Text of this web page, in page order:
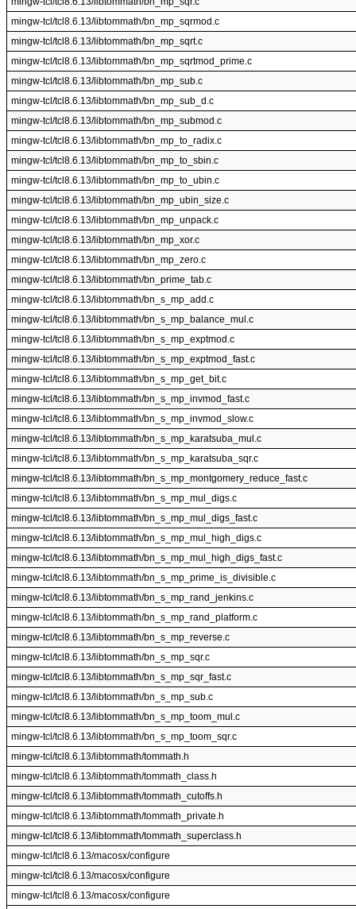
mingw-tcl/tcl8.6.13/libtommath/bn_mp_sqrmod.c
mingw-tcl/tcl8.6.13/libtommath/bn_mp_sqrt.c
mingw-tcl/tcl8.6.13/libtommath/bn_mp_sqrtmod_prime.c
mingw-tcl/tcl8.6.13/libtommath/bn_mp_sub.c
mingw-tcl/tcl8.6.13/libtommath/bn_mp_sub_d.c
mingw-tcl/tcl8.6.13/libtommath/bn_mp_submod.c
mingw-tcl/tcl8.6.13/libtommath/bn_mp_to_radix.c
mingw-tcl/tcl8.6.13/libtommath/bn_mp_to_sbin.c
mingw-tcl/tcl8.6.13/libtommath/bn_mp_to_ubin.c
mingw-tcl/tcl8.6.13/libtommath/bn_mp_ubin_size.c
mingw-tcl/tcl8.6.13/libtommath/bn_mp_unpack.c
mingw-tcl/tcl8.6.13/libtommath/bn_mp_xor.c
mingw-tcl/tcl8.6.13/libtommath/bn_mp_zero.c
mingw-tcl/tcl8.6.13/libtommath/bn_prime_tab.c
mingw-tcl/tcl8.6.13/libtommath/bn_s_mp_add.c
mingw-tcl/tcl8.6.13/libtommath/bn_s_mp_balance_mul.c
mingw-tcl/tcl8.6.13/libtommath/bn_s_mp_exptmod.c
mingw-tcl/tcl8.6.13/libtommath/bn_s_mp_exptmod_fast.c
mingw-tcl/tcl8.6.13/libtommath/bn_s_mp_get_bit.c
mingw-tcl/tcl8.6.13/libtommath/bn_s_mp_invmod_fast.c
mingw-tcl/tcl8.6.13/libtommath/bn_s_mp_invmod_slow.c
mingw-tcl/tcl8.6.13/libtommath/bn_s_mp_karatsuba_mul.c
mingw-tcl/tcl8.6.13/libtommath/bn_s_mp_karatsuba_sqr.c
mingw-tcl/tcl8.6.13/libtommath/bn_s_mp_montgomery_reduce_fast.c
mingw-tcl/tcl8.6.13/libtommath/bn_s_mp_mul_digs.c
mingw-tcl/tcl8.6.13/libtommath/bn_s_mp_mul_digs_fast.c
mingw-tcl/tcl8.6.13/libtommath/bn_s_mp_mul_high_digs.c
mingw-tcl/tcl8.6.13/libtommath/bn_s_mp_mul_high_digs_fast.c
mingw-tcl/tcl8.6.13/libtommath/bn_s_mp_prime_is_divisible.c
mingw-tcl/tcl8.6.13/libtommath/bn_s_mp_rand_jenkins.c
mingw-tcl/tcl8.6.13/libtommath/bn_s_mp_rand_platform.c
mingw-tcl/tcl8.6.13/libtommath/bn_s_mp_reverse.c
mingw-tcl/tcl8.6.13/libtommath/bn_s_mp_sqr.c
mingw-tcl/tcl8.6.13/libtommath/bn_s_mp_sqr_fast.c
mingw-tcl/tcl8.6.13/libtommath/bn_s_mp_sub.c
mingw-tcl/tcl8.6.13/libtommath/bn_s_mp_toom_mul.c
mingw-tcl/tcl8.6.13/libtommath/bn_s_mp_toom_sqr.c
mingw-tcl/tcl8.6.13/libtommath/tommath.h
mingw-tcl/tcl8.6.13/libtommath/tommath_class.h
mingw-tcl/tcl8.6.13/libtommath/tommath_cutoffs.h
mingw-tcl/tcl8.6.13/libtommath/tommath_private.h
mingw-tcl/tcl8.6.13/libtommath/tommath_superclass.h
mingw-tcl/tcl8.6.13/macosx/configure
mingw-tcl/tcl8.6.13/macosx/configure
mingw-tcl/tcl8.6.13/macosx/configure